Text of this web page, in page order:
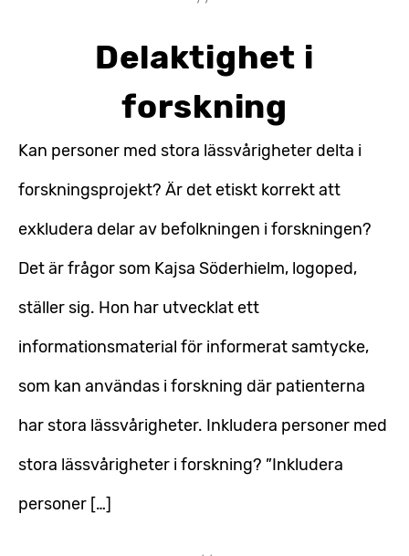
Delaktighet i
forskning
Kan personer med stora lässvårigheter delta i
forskningsprojekt? Är det etiskt korrekt att
exkludera delar av befolkningen i forskningen?
Det är frågor som Kajsa Söderhielm, logoped,
ställer sig. Hon har utvecklat ett
informationsmaterial för informerat samtycke,
som kan användas i forskning där patienterna
har stora lässvårigheter. Inkludera personer med
stora lässvårigheter i forskning? ”Inkludera
personer […]